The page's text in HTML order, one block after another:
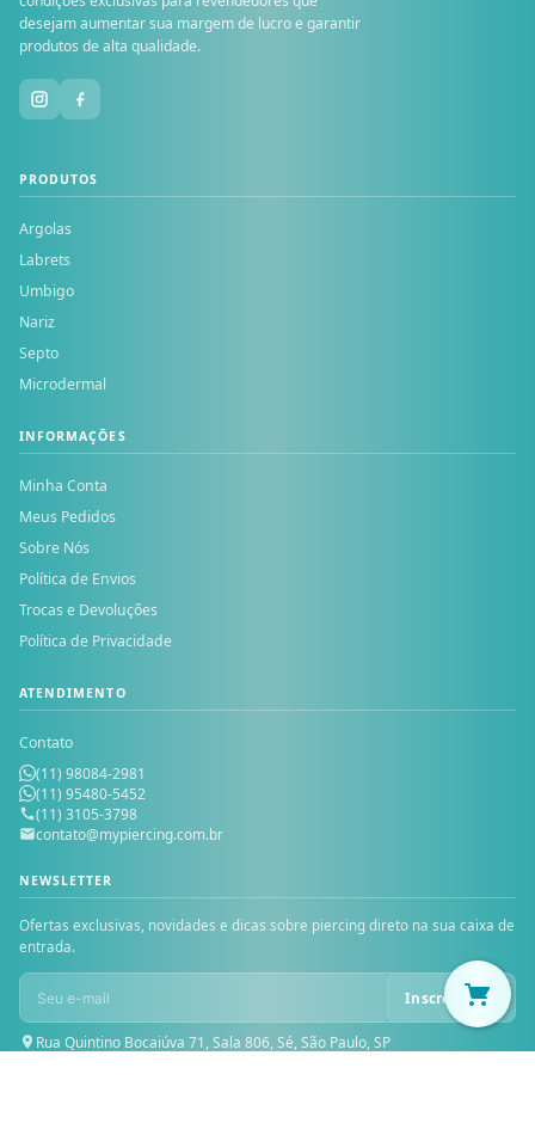
desejam aumentar sua margem de lucro e garantir
produtos de alta qualidade.
PRODUTOS
Argolas
Labrets
Umbigo
Nariz
Septo
Microdermal
INFORMAÇÕES
Minha Conta
Meus Pedidos
Sobre Nós
Política de Envios
Trocas e Devoluções
Política de Privacidade
ATENDIMENTO
Contato
(11) 98084-2981
(11) 95480-5452
(11) 3105-3798
contato@mypiercing.com.br
NEWSLETTER
Ofertas exclusivas, novidades e dicas sobre piercing direto na sua caixa de
entrada.
Inscrever-se
Rua Quintino Bocaiúva 71, Sala 806, Sé, São Paulo, SP